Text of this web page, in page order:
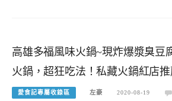
高雄多福風味火鍋~現炸爆漿臭豆
火鍋，超狂吃法！私藏火鍋紅店推
愛食記專屬收錄區 左豪 2020-08-19